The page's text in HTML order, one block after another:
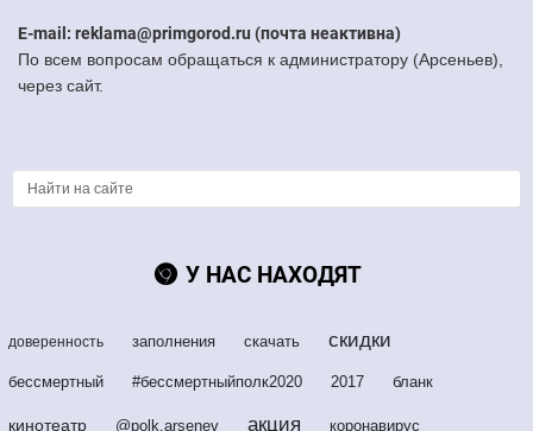
E-mail: reklama@primgorod.ru (почта неактивна)
По всем вопросам обращаться к администратору (Арсеньев),
через сайт.
У НАС НАХОДЯТ
доверенность заполнения скачать скидки
бессмертный #бессмертныйполк2020 2017 бланк
кинотеатр @polk.arsenev акция коронавирус